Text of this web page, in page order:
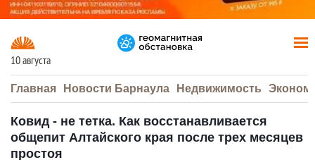
10 августа
Главная Новости Барнаула Недвижимость
Ковид - не тетка. Как восстанавливается
общепит Алтайского края после трех месяцев
простоя